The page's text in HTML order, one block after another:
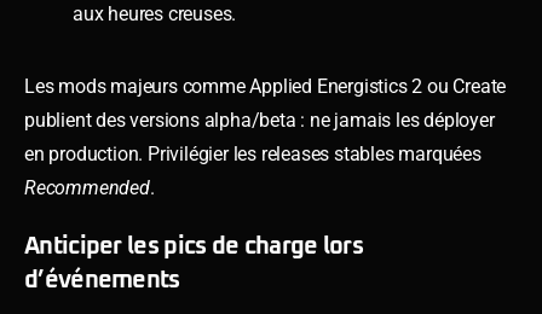
aux heures creuses.
Les mods majeurs comme Applied Energistics 2 ou Create
publient des versions alpha/beta : ne jamais les déployer
en production. Privilégier les releases stables marquées
Recommended.
Anticiper les pics de charge lors
d’événements